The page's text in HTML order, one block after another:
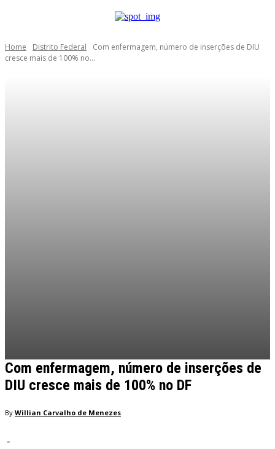
Home Distrito Federal
Com enfermagem, número de inserções de DIU
cresce mais de 100% no...
Com enfermagem, número de inserções de
DIU cresce mais de 100% no DF
By Willian Carvalho de Menezes
-